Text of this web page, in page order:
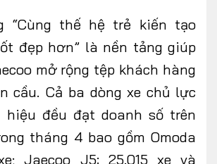
“Cùng thế hệ trẻ kiến tạo
đẹp hơn” là nền tảng giúp
mở rộng tệp khách hàng
cầu. Cả ba dòng xe chủ lực
hiệu đều đạt doanh số trên
tháng 4 bao gồm Omoda
Jaecoo J5: 25.015 xe và